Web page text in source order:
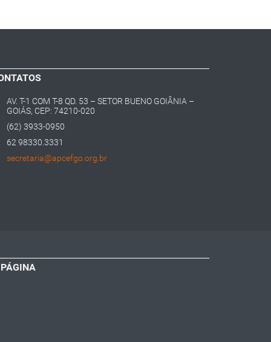
AV. T-1 COM T-8 QD. 53 – SETOR BUENO GOIÂNIA –
GOIÁS, CEP: 74210-020
(62) 3933-0950
62 98330.3331
secretaria@apcefgo.org.br